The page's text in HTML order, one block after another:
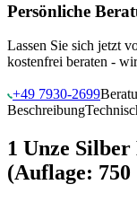
Persönliche
Lassen Sie sich jetzt
kostenfrei beraten -
+49 7930-2699
Beschreibung
1 Unze
(Auflage: